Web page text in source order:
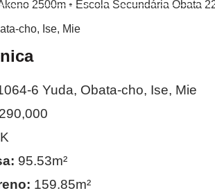
2500m • Escola Secundária Obata
cho, Ise, Mie
6 Yuda, Obata-cho, Ise, Mie
95.53m²
159.85m²